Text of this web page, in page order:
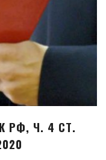
РФ, Ч. 4 СТ.